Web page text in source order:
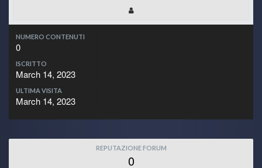
NUMERO CONTENUTI
0
ISCRITTO
March 14, 2023
ULTIMA VISITA
March 14, 2023
REPUTAZIONE FORUM
0